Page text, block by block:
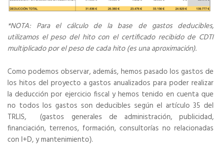
*NOTA: Para el cálculo de la base de gastos deducibles,
utilizamos el peso del hito con el certificado recibido de CDTI
multiplicado por el peso de cada hito (es una aproximación).
Como podemos observar, además, hemos pasado los gastos de
los hitos del proyecto a gastos anualizados para poder realizar
la deducción por ejercicio fiscal y hemos tenido en cuenta que
no todos los gastos son deducibles según el artículo 35 del
TRLIS, (gastos generales de administración, publicidad,
financiación, terrenos, formación, consultorías no relacionadas
con I+D, y mantenimiento).